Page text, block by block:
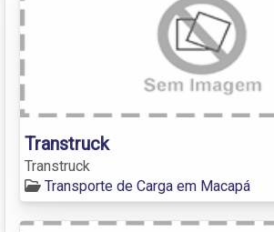
Transtruck
Transtruck
Transporte de Carga em Macapá